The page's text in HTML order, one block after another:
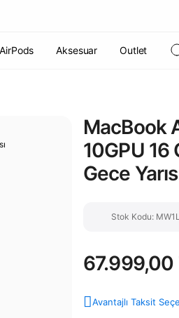
AirPods Aksesuar Outlet
MacBook
10GPU 16
Gece
Stok Kodu:
67.999,00
Avantajlı Taksit